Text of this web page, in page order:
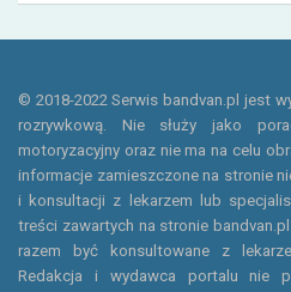
© 2018-2022 Serwis bandvan.pl jest
rozrywkową. Nie służy jako
motoryzacyjny oraz nie ma na celu
informacje zamieszczone na stronie
i konsultacji z lekarzem lub
treści zawartych na stronie
razem być konsultowane z
Redakcja i wydawca portalu nie